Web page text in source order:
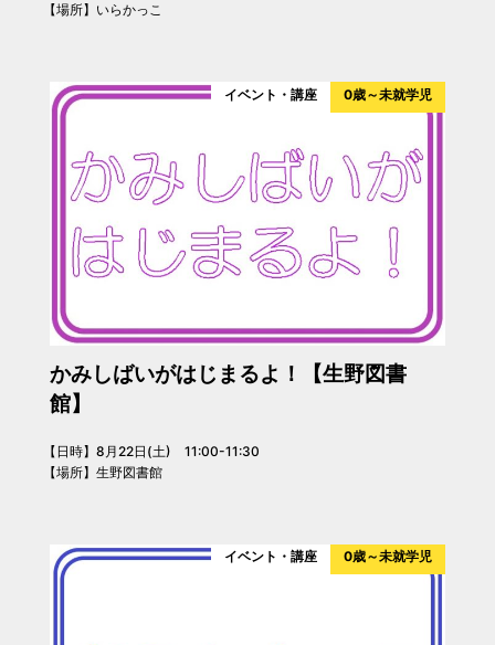
【場所】いらかっこ
イベント・講座 0歳～未就学児
かみしばいがはじまるよ！【生野図書
館】
【日時】8月22日(土) 11:00-11:30
【場所】生野図書館
イベント・講座 0歳～未就学児